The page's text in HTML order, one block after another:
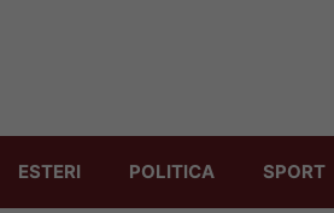
ESTERI POLITICA SPORT